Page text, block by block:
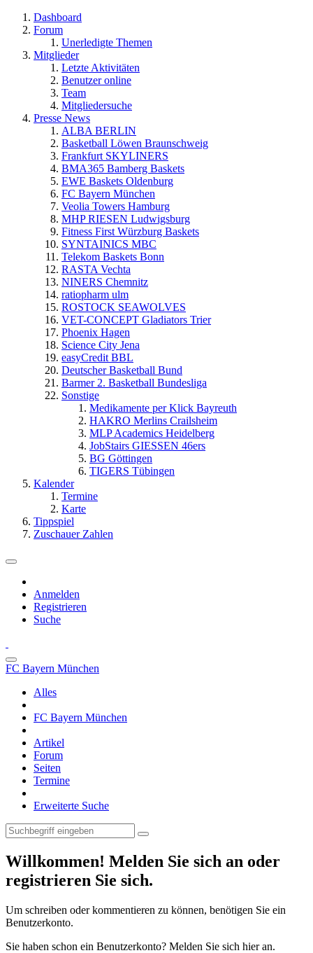
Dashboard
Forum
Unerledigte Themen
Mitglieder
Letzte Aktivitäten
Benutzer online
Team
Mitgliedersuche
Presse News
ALBA BERLIN
Basketball Löwen Braunschweig
Frankfurt SKYLINERS
BMA365 Bamberg Baskets
EWE Baskets Oldenburg
FC Bayern München
Veolia Towers Hamburg
MHP RIESEN Ludwigsburg
Fitness First Würzburg Baskets
SYNTAINICS MBC
Telekom Baskets Bonn
RASTA Vechta
NINERS Chemnitz
ratiopharm ulm
ROSTOCK SEAWOLVES
VET-CONCEPT Gladiators Trier
Phoenix Hagen
Science City Jena
easyCredit BBL
Deutscher Basketball Bund
Barmer 2. Basketball Bundesliga
Sonstige
Medikamente per Klick Bayreuth
HAKRO Merlins Crailsheim
MLP Academics Heidelberg
JobStairs GIESSEN 46ers
BG Göttingen
TIGERS Tübingen
Kalender
Termine
Karte
Tippspiel
Zuschauer Zahlen
Anmelden
Registrieren
Suche
FC Bayern München
Alles
FC Bayern München
Artikel
Forum
Seiten
Termine
Erweiterte Suche
Willkommen! Melden Sie sich an oder
registrieren Sie sich.
Um schreiben oder kommentieren zu können, benötigen Sie ein
Benutzerkonto.
Sie haben schon ein Benutzerkonto? Melden Sie sich hier an.